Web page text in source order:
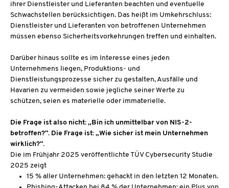
ihrer Dienstleister und Lieferanten beachten und eventuelle
Schwachstellen berücksichtigen. Das heißt im Umkehrschluss:
Dienstleister und Lieferanten von betroffenen Unternehmen
müssen ebenso Sicherheitsvorkehrungen treffen und einhalten.
Darüber hinaus sollte es im Interesse eines jeden
Unternehmens liegen, Produktions- und
Dienstleistungsprozesse sicher zu gestalten, Ausfälle und
Havarien zu vermeiden sowie jegliche seiner Werte zu
schützen, seien es materielle oder immaterielle.
Die Frage ist also nicht: „Bin ich unmittelbar von NIS-2-
betroffen?“. Die Frage ist: „Wie sicher ist mein Unternehmen
wirklich?“.
Die im Frühjahr 2025 veröffentlichte TÜV Cybersecurity Studie
2025 zeigt
15 % aller Unternehmen: gehackt in den letzten 12 Monaten.